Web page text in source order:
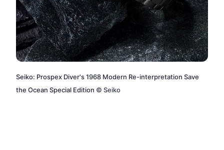
Seiko: Prospex Diver's 1968 Modern Re-interpretation Save
the Ocean Special Edition © Seiko